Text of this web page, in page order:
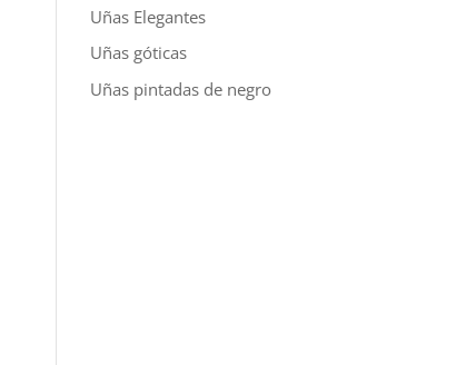
Uñas Elegantes
Uñas góticas
Uñas pintadas de negro